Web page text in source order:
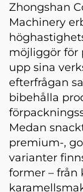
Zhongshan
Machinery
möjliggör för
upp sina
efterfrågan
bibehålla
Medan
premium-,
varianter
former – från